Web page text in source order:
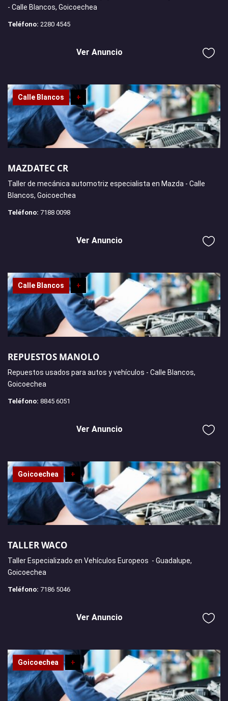
- Calle Blancos, Goicoechea
Teléfono: 2280 4545
Ver Anuncio
Calle Blancos +
MAZDATEC CR
Taller de mecánica automotriz especialista en Mazda - Calle
Blancos, Goicoechea
Teléfono: 7188 0098
Ver Anuncio
Calle Blancos +
REPUESTOS MANOLO
Repuestos usados para autos y vehículos - Calle Blancos,
Goicoechea
Teléfono: 8845 6051
Ver Anuncio
Goicoechea +
TALLER WACO
Taller Especializado en Vehículos Europeos - Guadalupe,
Goicoechea
Teléfono: 7186 5046
Ver Anuncio
Goicoechea +